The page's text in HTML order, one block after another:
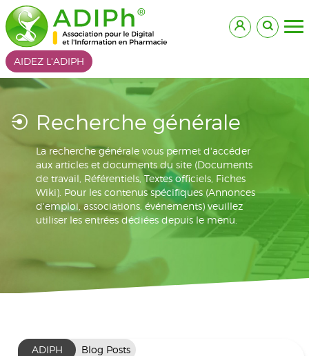
AIDEZ L'ADIPH
Recherche générale
La recherche générale vous permet d'accéder
aux articles et documents du site (Documents
de travail, Référentiels, Textes officiels, Fiches
Wiki). Pour les contenus spécifiques (Annonces
d'emploi, associations, événements) veuillez
utiliser les entrées dédiées depuis le menu.
ADIPH Blog Posts